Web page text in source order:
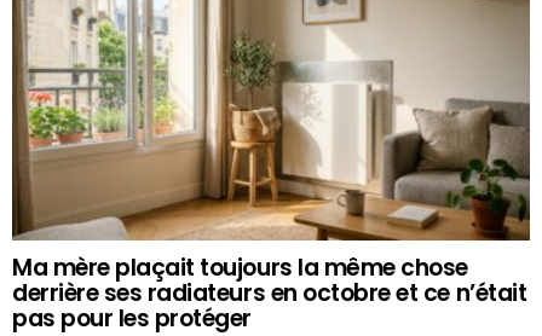
Ma mère plaçait toujours la même chose
derrière ses radiateurs en octobre et ce n’était
pas pour les protéger